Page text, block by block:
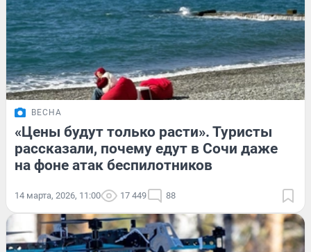
ВЕСНА
«Цены будут только расти». Туристы
рассказали, почему едут в Сочи даже
на фоне атак беспилотников
14 марта, 2026, 11:00 17 449 88